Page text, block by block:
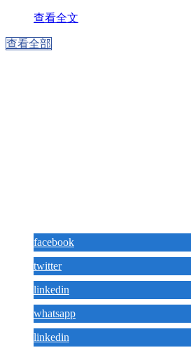
查看全文
查看全部
facebook
twitter
linkedin
whatsapp
linkedin